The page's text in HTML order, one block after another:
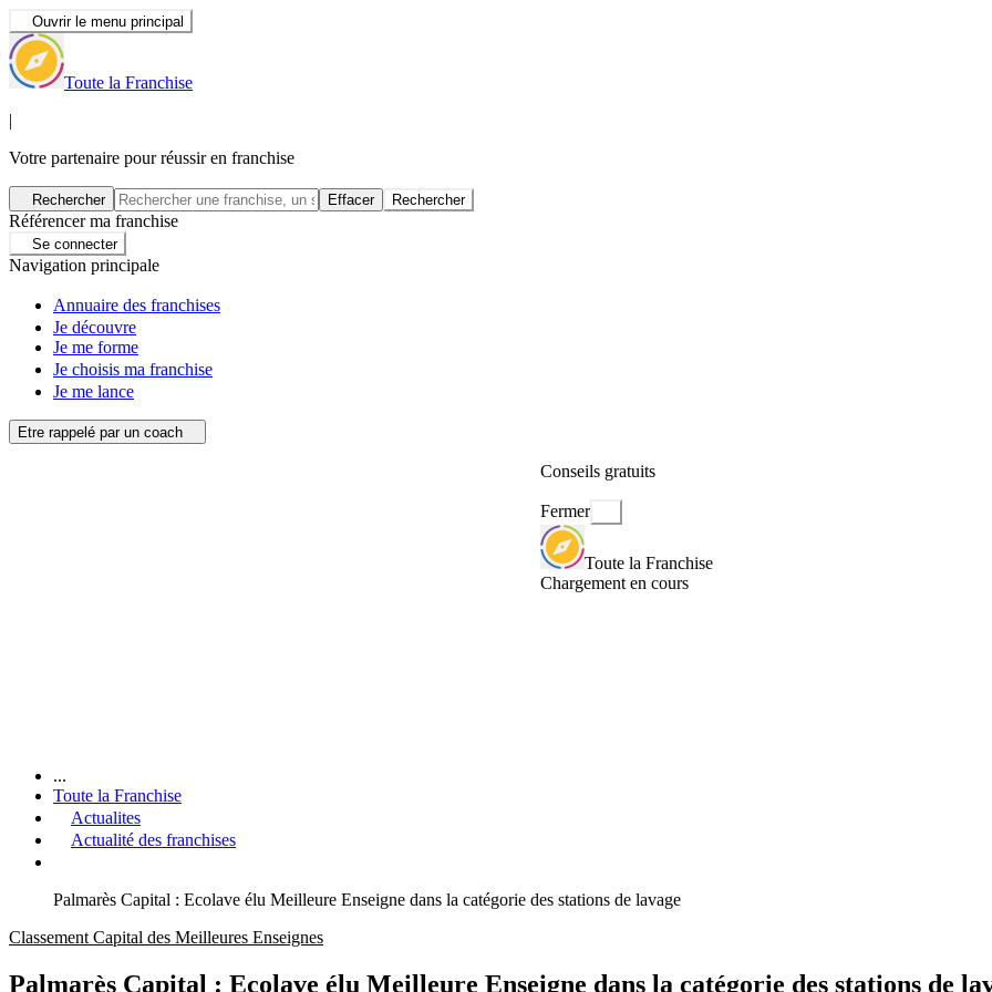
Ouvrir le menu principal
Toute la Franchise
|
Votre partenaire pour réussir en franchise
Rechercher Effacer Rechercher
Référencer ma franchise
Se connecter
Navigation principale
Annuaire des franchises
Je découvre
Je me forme
Je choisis ma franchise
Je me lance
Etre rappelé par un coach
Conseils gratuits
Fermer
Toute la Franchise
Chargement en cours
...
Toute la Franchise
Actualites
Actualité des franchises
Palmarès Capital : Ecolave élu Meilleure Enseigne dans la catégorie des stations de lavage
Classement Capital des Meilleures Enseignes
Palmarès Capital : Ecolave élu Meilleure Enseigne dans la catégorie des stations de